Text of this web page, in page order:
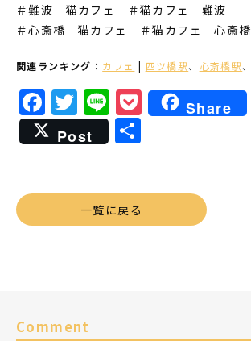
＃難波 猫カフェ
＃猫カフェ 難波
＃心斎橋 猫カフェ
＃猫カフェ 心斎橋
関連ランキング： カフェ | 四ツ橋駅、 心斎橋駅、
Facebook
Twitter
LinePocket
Share
Post
共
一覧に戻る
Comment